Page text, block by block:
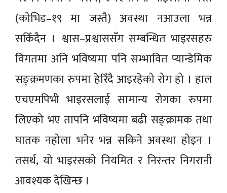
(कोभिड–१९ मा जस्तै) अवस्था नआउला भन्न
सकिँदैन । श्वास–प्रश्वाससँग सम्बन्धित भाइरसहरु
विगतमा अनि भविष्यमा पनि सम्भावित प्यान्डेमिक
सङ्क्रमणका रुपमा हेरिँदै आइरहेको रोग हो । हाल
एचएमपिभी भाइरसलाई सामान्य रोगका रुपमा
लिएको भए तापनि भविष्यमा बढी सङ्क्रामक तथा
घातक नहोला भनेर भन्न सकिने अवस्था होइन ।
तसर्थ, यो भाइरसको नियमित र निरन्तर निगरानी
आवश्यक देखिन्छ ।